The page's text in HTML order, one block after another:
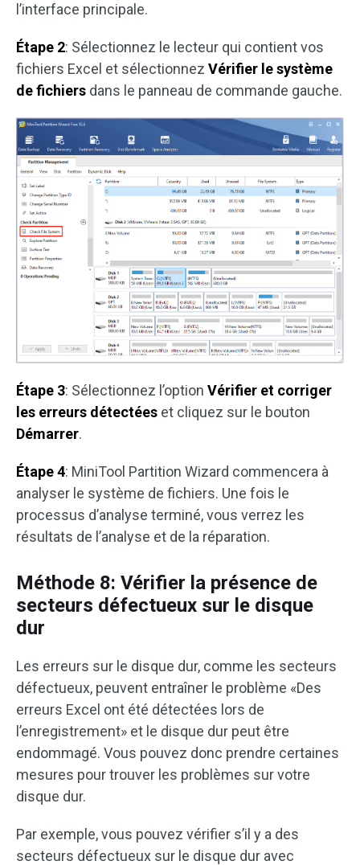
l’interface principale.
Étape 2: Sélectionnez le lecteur qui contient vos
fichiers Excel et sélectionnez Vérifier lesystème
de fichiers dans le panneau de commande gauche.
Étape 3: Sélectionnez l’option Vérifier et corriger
les erreurs détectées et cliquez sur le bouton
Démarrer.
Étape 4: MiniTool Partition Wizard commencera à
analyser le système de fichiers. Une fois le
processus d’analyse terminé, vous verrez les
résultats de l’analyse et de la réparation.
Méthode 8: Vérifier la présence de
secteurs défectueux sur le disque
dur
Les erreurs sur le disque dur, comme les secteurs
défectueux, peuvent entraîner le problème «Des
erreurs Excel ont été détectées lors de
l’enregistrement» et le disque dur peut être
endommagé. Vous pouvez donc prendre certaines
mesures pour trouver les problèmes sur votre
disque dur.
Par exemple, vous pouvez vérifier s’il y a des
secteurs défectueux sur le disque dur avec